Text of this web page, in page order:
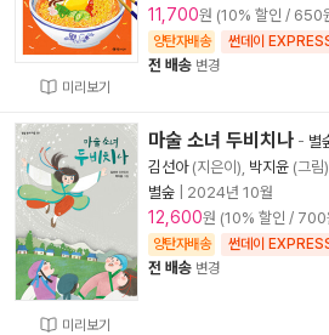
미리보기
11,700원 (10% 할인 / 650
양탄자배송 썬데이
전 배송 변경
미리보기
마술 소녀 두비치나 - 별
김선아(지은이), 박지윤 (그림)
별숲
2024년 10월
12,600원 (10% 할인 / 700
양탄자배송 썬데이
전 배송 변경